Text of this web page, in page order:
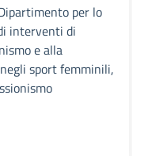
per lo
interventi di
e alla
sport femminili,